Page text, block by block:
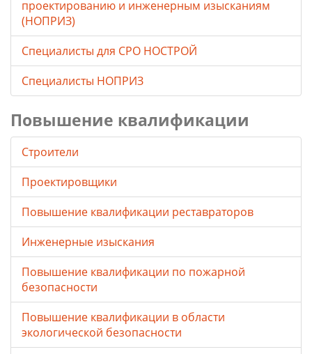
проектированию и инженерным изысканиям
(НОПРИЗ)
Специалисты для СРО НОСТРОЙ
Специалисты НОПРИЗ
Повышение квалификации
Строители
Проектировщики
Повышение квалификации реставраторов
Инженерные изыскания
Повышение квалификации по пожарной
безопасности
Повышение квалификации в области
экологической безопасности